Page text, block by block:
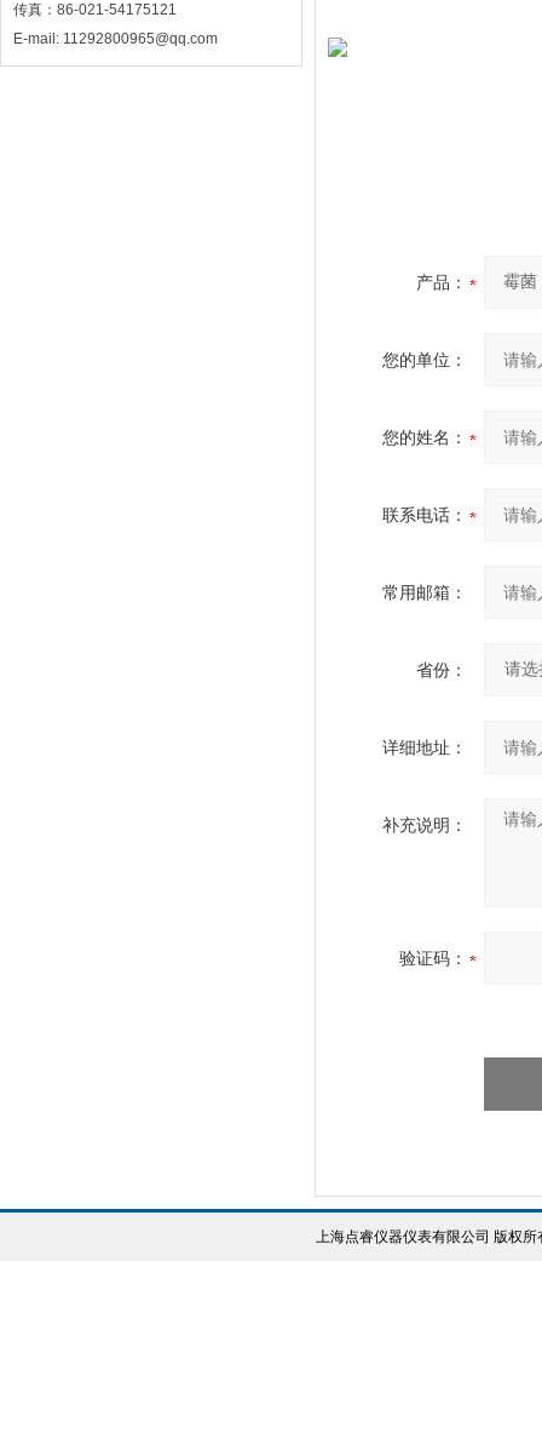
传真：86-021-54175121
E-mail: 11292800965@qq.com
产品：
您的单位：
您的姓名：
联系电话：
常用邮箱：
省份：
详细地址：
补充说明：
验证码：
上海点睿仪器仪表有限公司 版权